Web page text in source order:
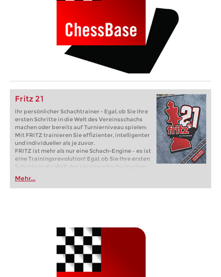
Fritz 21
Ihr persönlicher Schachtrainer - Egal, ob Sie Ihre
ersten Schritte in die Welt des Vereinsschachs
machen oder bereits auf Turnierniveau spielen:
Mit FRITZ trainieren Sie effizienter, intelligenter
und individueller als je zuvor.
FRITZ ist mehr als nur eine Schach-Engine – es ist
eine Trainingsrevolution! Egal, ob Sie Ihre ersten
Schritte in die Welt des Vereinsschachs machen
oder bereits auf Turnierniveau spielen: Mit
FRITZ trainieren Sie effizienter, intelligenter und
individueller als je zuvor.
Mehr...